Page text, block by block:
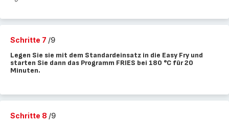
Schritte 7 /9
Legen Sie sie mit dem Standardeinsatz in die Easy Fry und
starten Sie dann das Programm FRIES bei 180 °C für 20
Minuten.
Schritte 8 /9